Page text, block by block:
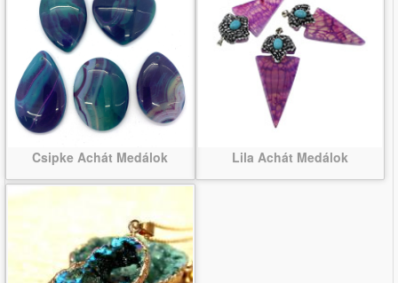
Csipke Achát Medálok Lila Achát Medálok